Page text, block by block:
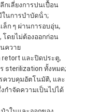
กเลี่ยงการปนเปื้อน
ในการบําบัดน้ํา;
ล็ก ๆ ผ่านการอบอุ่น,
โดยไม่ต้องออกก่อน
ควาย
retort และปิดประตู,
sterilization ทั้งหมด;
ควบคุมอัตโนมัติ, และ
าจัดความเป็นไปได้